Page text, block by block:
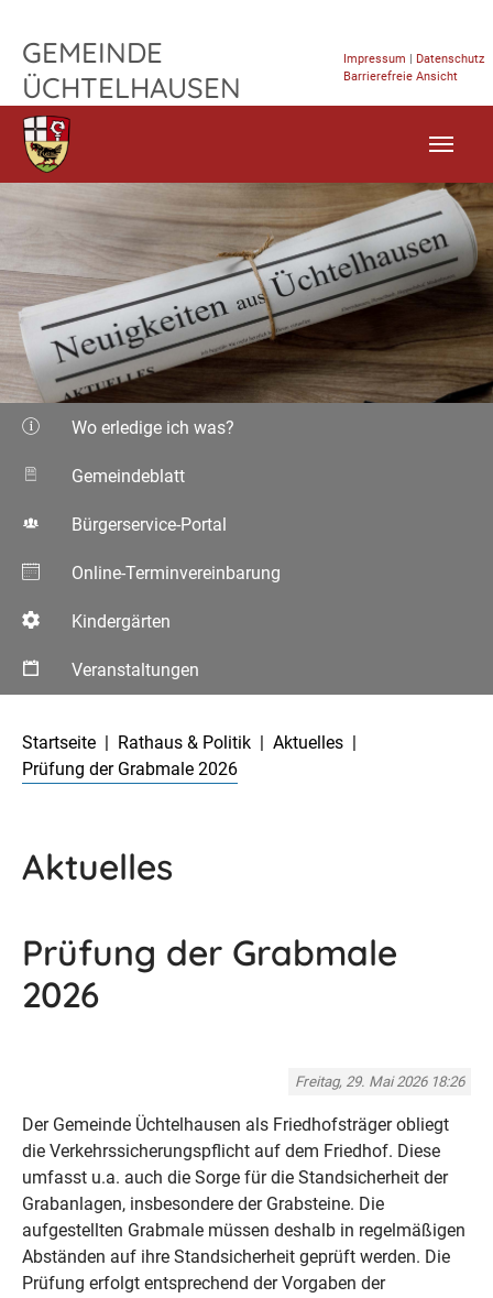
GEMEINDE
ÜCHTELHAUSEN
Impressum | Datenschutz
Barrierefreie Ansicht
Wo erledige ich was?
Gemeindeblatt
Bürgerservice-Portal
Online-Terminvereinbarung
Kindergärten
Veranstaltungen
Startseite
Rathaus & Politik
Aktuelles
Prüfung der Grabmale 2026
Aktuelles
Prüfung der Grabmale
2026
Freitag, 29. Mai 2026 18:26
Der Gemeinde Üchtelhausen als Friedhofsträger obliegt
die Verkehrssicherungspflicht auf dem Friedhof. Diese
umfasst u.a. auch die Sorge für die Standsicherheit der
Grabanlagen, insbesondere der Grabsteine. Die
aufgestellten Grabmale müssen deshalb in regelmäßigen
Abständen auf ihre Standsicherheit geprüft werden. Die
Prüfung erfolgt entsprechend der Vorgaben der